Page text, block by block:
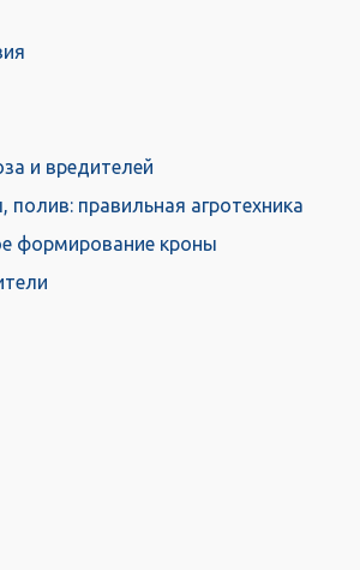
и вредителей
полив: правильная агротехника
формирование кроны